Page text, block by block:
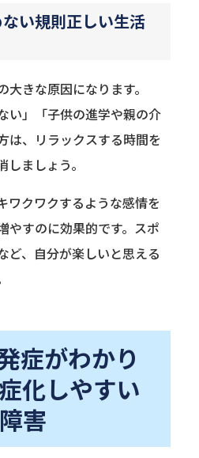
い規則正しい生活
きな原因になります。
い」「子供の進学や親の介
は、リラックスする時間を
ましょう。
ワクワクするような感情を
やすのに効果的です。スポ
ど、自分が楽しいと思える
症がわかり
化しやすい
害